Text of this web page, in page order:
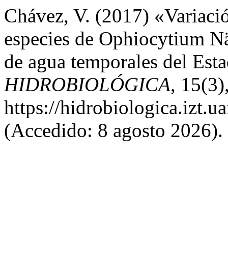
Chávez, V. (2017)
especies de Ophiocytium
de agua temporales del
HIDROBIOLÓGICA,
https://
(Accedido: 8 agosto 2026).